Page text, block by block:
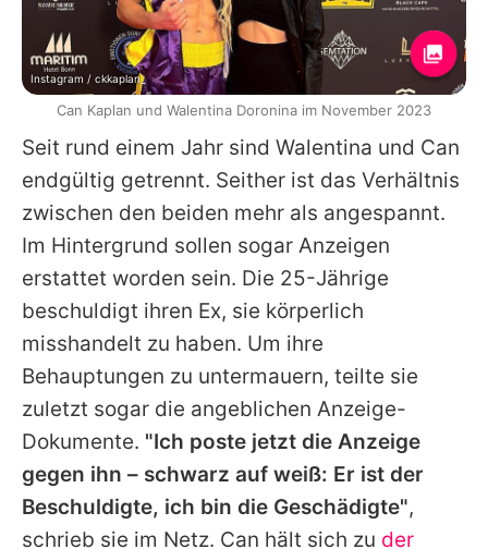
Seit rund einem Jahr sind Walentina und Can
endgültig getrennt. Seither ist das Verhältnis
zwischen den beiden mehr als angespannt.
Im Hintergrund sollen sogar Anzeigen
erstattet worden sein. Die 25-Jährige
beschuldigt ihren Ex, sie körperlich
misshandelt zu haben. Um ihre
Behauptungen zu untermauern, teilte sie
zuletzt sogar die angeblichen Anzeige-
Dokumente. "Ich poste jetzt die Anzeige
gegen ihn – schwarz auf weiß: Er ist der
Beschuldigte, ich bin die Geschädigte",
schrieb sie im Netz. Can hält sich zu der
Instagram / ckkaplan_
Can Kaplan und Walentina Doronina im November 2023